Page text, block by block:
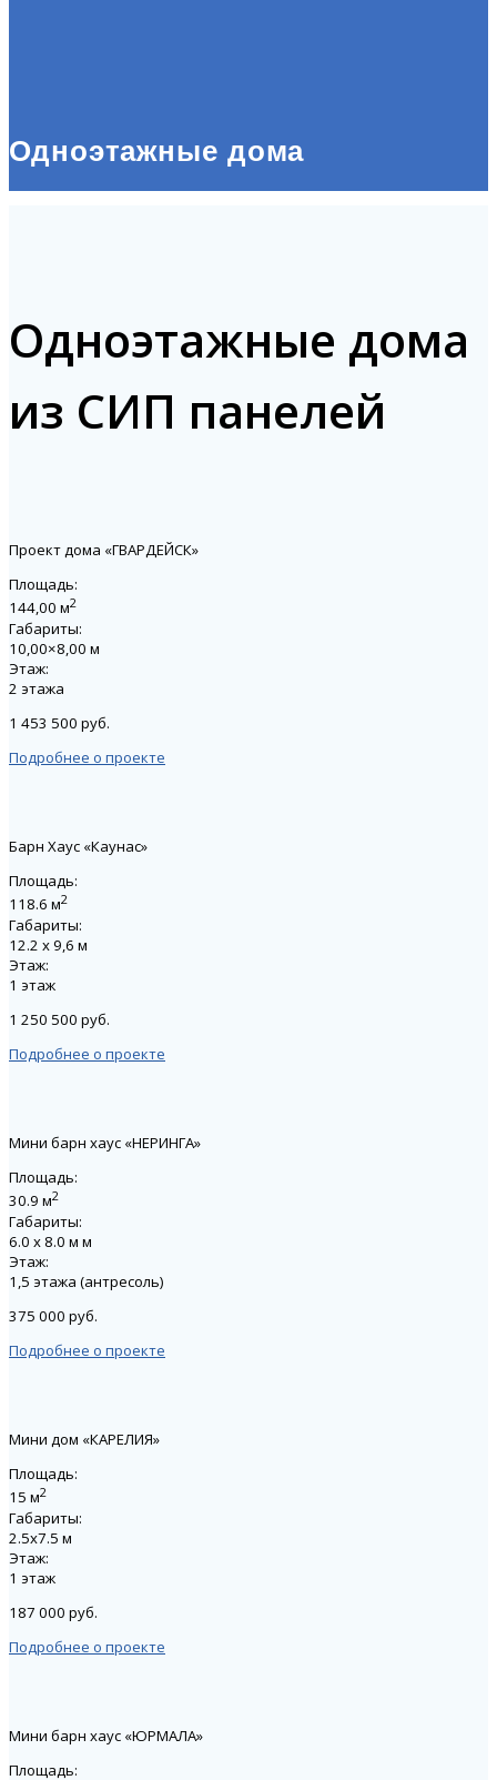
Одноэтажные дома
Одноэтажные дома
из СИП панелей
Проект дома «ГВАРДЕЙСК»
Площадь:
144,00 м2
Габариты:
10,00×8,00 м
Этаж:
2 этажа
1 453 500 руб.
Подробнее о проекте
Барн Хаус «Каунас»
Площадь:
118.6 м2
Габариты:
12.2 x 9,6 м
Этаж:
1 этаж
1 250 500 руб.
Подробнее о проекте
Мини барн хаус «НЕРИНГА»
Площадь:
30.9 м2
Габариты:
6.0 х 8.0 м м
Этаж:
1,5 этажа (антресоль)
375 000 руб.
Подробнее о проекте
Мини дом «КАРЕЛИЯ»
Площадь:
15 м2
Габариты:
2.5х7.5 м
Этаж:
1 этаж
187 000 руб.
Подробнее о проекте
Мини барн хаус «ЮРМАЛА»
Площадь: